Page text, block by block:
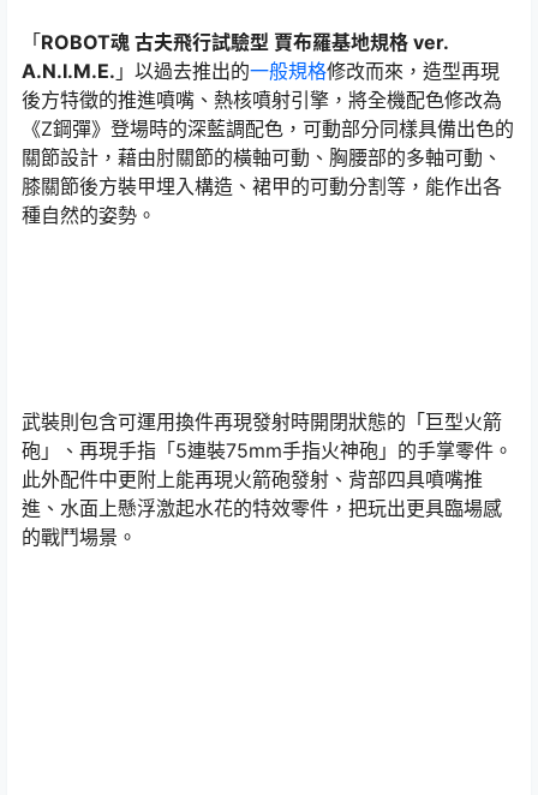
「ROBOT魂 古夫飛行試驗型 賈布羅基地規格 ver.
A.N.I.M.E. 」以過去推出的一般規格修改而來，造型再現
後方特徵的推進噴嘴、熱核噴射引擎，將全機配色修改為
《Z鋼彈》登場時的深藍調配色，可動部分同樣具備出色的
關節設計，藉由肘關節的橫軸可動、胸腰部的多軸可動、
膝關節後方裝甲埋入構造、裙甲的可動分割等，能作出各
種自然的姿勢。
武裝則包含可運用換件再現發射時開閉狀態的「巨型火箭
砲」、再現手指「5連裝75mm手指火神砲」的手掌零件。
此外配件中更附上能再現火箭砲發射、背部四具噴嘴推
進、水面上懸浮激起水花的特效零件，把玩出更具臨場感
的戰鬥場景。